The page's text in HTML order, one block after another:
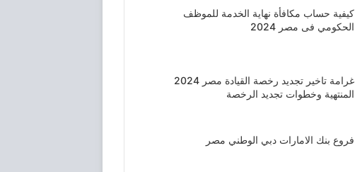
كيفية حساب مكافأة نهاية الخدمة للموظف
الحكومي فى مصر 2024
غرامة تاخير تجديد رخصة القيادة مصر 2024
المنتهية وخطوات تجديد الرخصة
فروع بنك الامارات دبي الوطني مصر